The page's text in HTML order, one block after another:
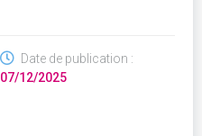
Date de publication :
07/12/2025